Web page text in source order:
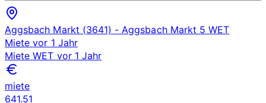
Aggsbach Markt (3641) - Aggsbach Markt 5 WET
Miete vor 1 Jahr
Miete WET vor 1 Jahr
miete
641.51